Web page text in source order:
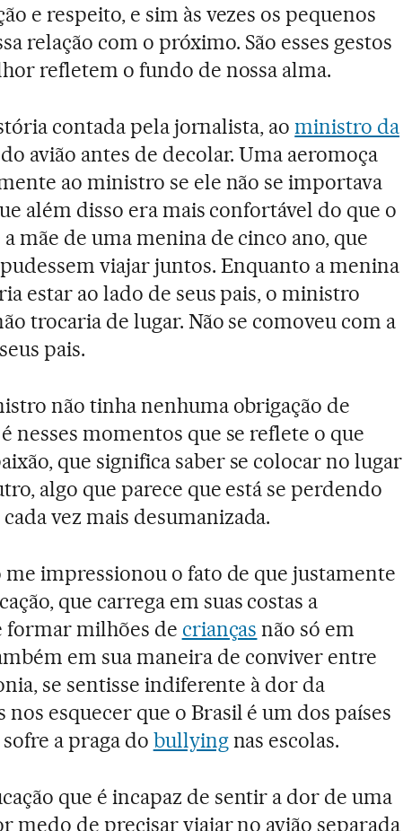
e respeito, e sim às vezes os pequenos
relação com o próximo. São esses gestos
refletem o fundo de nossa alma.
contada pela jornalista, aoministro da
avião antes de decolar. Uma aeromoça
ao ministro se ele não se importava
além disso era mais confortável do que o
a mãe de uma menina de cinco ano, que
viajar juntos. Enquanto a menina
estar ao lado de seus pais, o ministro
trocaria de lugar. Não se comoveu com a
pais.
não tinha nenhuma obrigação de
nesses momentos que se reflete o que
que significa saber se colocar no lugar
algo que parece que está se perdendo
vez mais desumanizada.
me impressionou o fato de que justamente
que carrega em suas costas a
formar milhões de crianças não só em
em sua maneira de conviver entre
se sentisse indiferente à dor da
nos esquecer que o Brasil é um dos países
a praga do bullyingnas escolas.
que é incapaz de sentir a dor de uma
medo de precisar viajar no avião separada